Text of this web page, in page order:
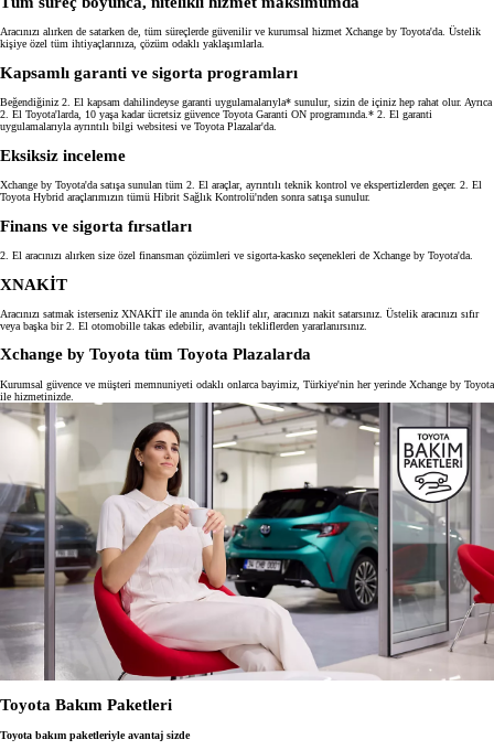
Aracınızı alırken de satarken de, tüm süreçlerde güvenilir ve kurumsal hizmet Xchange by Toyota'da. Üstelik
kişiye özel tüm ihtiyaçlarınıza, çözüm odaklı yaklaşımlarla.
Kapsamlı garanti ve sigorta programları
Beğendiğiniz 2. El kapsam dahilindeyse garanti uygulamalarıyla* sunulur, sizin de içiniz hep rahat olur. Ayrıca
2. El Toyota'larda, 10 yaşa kadar ücretsiz güvence Toyota Garanti ON programında.* 2. El garanti
uygulamalarıyla ayrıntılı bilgi websitesi ve Toyota Plazalar'da.
Eksiksiz inceleme
Xchange by Toyota'da satışa sunulan tüm 2. El araçlar, ayrıntılı teknik kontrol ve ekspertizlerden geçer. 2. El
Toyota Hybrid araçlarımızın tümü Hibrit Sağlık Kontrolü'nden sonra satışa sunulur.
Finans ve sigorta fırsatları
2. El aracınızı alırken size özel finansman çözümleri ve sigorta-kasko seçenekleri de Xchange by Toyota'da.
XNAKİT
Aracınızı satmak isterseniz XNAKİT ile anında ön teklif alır, aracınızı nakit satarsınız. Üstelik aracınızı sıfır
veya başka bir 2. El otomobille takas edebilir, avantajlı tekliflerden yararlanırsınız.
Xchange by Toyota tüm Toyota Plazalarda
Kurumsal güvence ve müşteri memnuniyeti odaklı onlarca bayimiz, Türkiye'nin her yerinde Xchange by Toyota
ile hizmetinizde.
Toyota Bakım Paketleri
Toyota bakım paketleriyle avantaj sizde